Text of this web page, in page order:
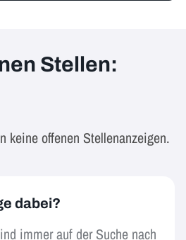
Stellen:
keine offenen Stellenanzeigen.
dabei?
immer auf der Suche nach